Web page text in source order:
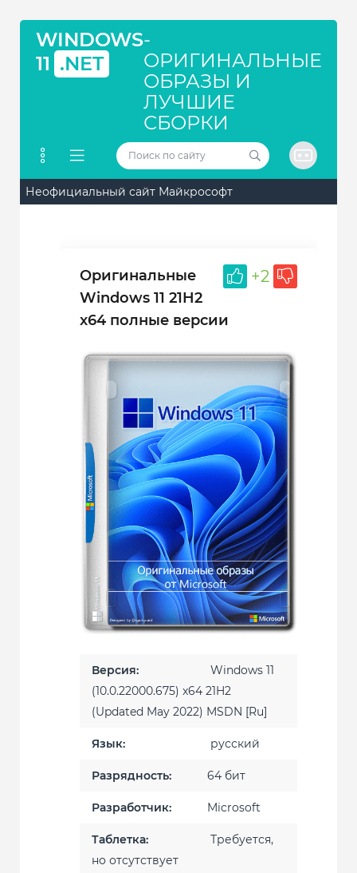
WINDOWS
11 .NET
-
ОРИГИНАЛЬНЫЕ
ОБРАЗЫ И
ЛУЧШИЕ
СБОРКИ
Неофициальный сайт Майкрософт
+2
Оригинальные
Windows 11 21H2
x64 полные версии
Версия:
Windows 11
(10.0.22000.675) x64 21H2
(Updated May 2022) MSDN [Ru]
Язык: русский
Разрядность: 64 бит
Разработчик: Microsoft
Таблетка:
Требуется,
но отсутствует